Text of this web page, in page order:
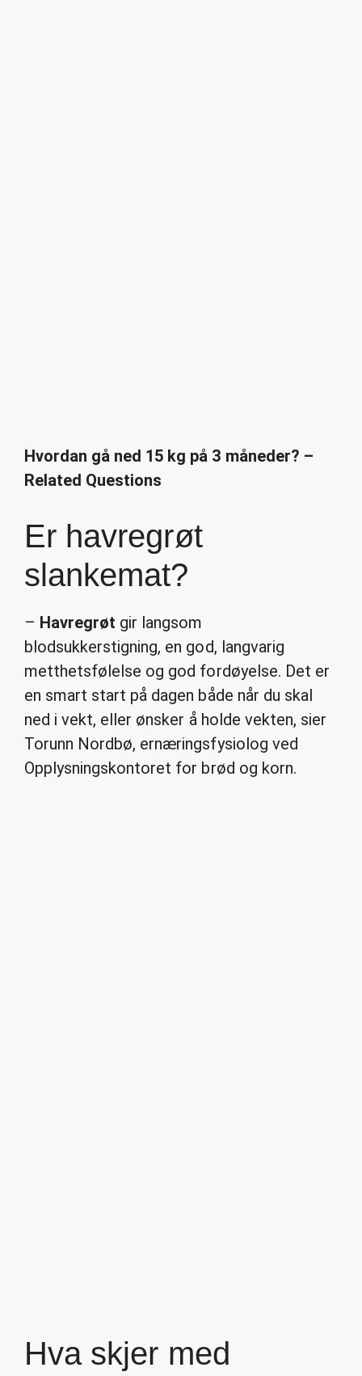
Hvordan gå ned 15 kg på 3 måneder? –
Related Questions
Er havregrøt
slankemat?
– Havregrøt gir langsom
blodsukkerstigning, en god, langvarig
metthetsfølelse og god fordøyelse. Det er
en smart start på dagen både når du skal
ned i vekt, eller ønsker å holde vekten, sier
Torunn Nordbø, ernæringsfysiolog ved
Opplysningskontoret for brød og korn.
Hva skjer med